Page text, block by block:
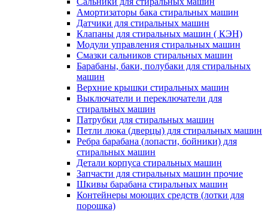
Амортизаторы бака стиральных машин
Датчики для стиральных машин
Клапаны для стиральных машин ( КЭН)
Модули управления стиральных машин
Смазки сальников стиральных машин
Барабаны, баки, полубаки для стиральных
машин
Верхние крышки стиральных машин
Выключатели и переключатели для
стиральных машин
Патрубки для стиральных машин
Петли люка (дверцы) для стиральных машин
Ребра барабана (лопасти, бойники) для
стиральных машин
Детали корпуса стиральных машин
Запчасти для стиральных машин прочие
Шкивы барабана стиральных машин
Контейнеры моющих средств (лотки для
порошка)